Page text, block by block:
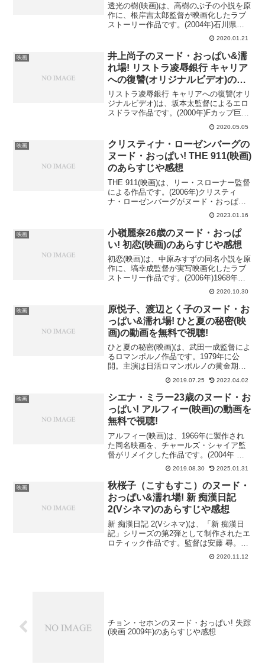
透光の樹(映画)は、高樹のぶ子の小説を原
作に、根岸吉太郎監督が映画化したラブ
ストーリー作品です。(2004年)石川県の
鶴来町（つるぎまち）を舞台に、25年ぶ
りに再会した男女の激しい愛を描いてい
ます。当時50歳だった秋吉久美子がヌー
ド・おっぱ...
2020.01.21
映画
井上尚子のヌード・おっぱい&濡
れ場! リストラ凌辱銀行 キャリア
への復讐(オリジナルビデオ)のあ
らすじや感想
リストラ凌辱銀行 キャリアへの復讐(オリ
ジナルビデオ)は、坂本太監督によるエロ
スドラマ作品です。(2000年)Fカップ巨乳
女優・井上尚子がフルヌードOVデビュー
を飾り、濡れ場も披露しています。そん
なリストラ凌辱銀行 キャリアへの復讐(オ
リジ...
2020.05.05
映画
クリスティナ・ローゼンバーグの
ヌード・おっぱい! THE 911(映画)
のあらすじや感想
THE 911(映画)は、リー・スローナー監督
による作品です。(2006年)クリスティ
ナ・ローゼンバーグがヌード・おっぱい
を披露!そんなTHE 911(映画)のあらすじ
や感想、キャストなどを紹介します。
THE 911(映画)のあらすじベスト...
2023.01.16
映画
小嶺麗奈26歳のヌード・おっぱ
い! 初恋(映画)のあらすじや感想
初恋(映画)は、中原みすずの同名小説を原
作に、塙幸成監督が実写映画化したラブ
ストーリー作品です。(2006年)1968年に
起こった三億円強奪事件の実行犯が、18
歳の女子高生という設定で描いたストー
リーになっています。小嶺麗奈がヌー
ド・おっぱ...
2020.10.30
映画
原悦子、渡辺とく子のヌード・お
っぱい&濡れ場! ひと夏の秘密(映
画)の動画を無料で視聴!
ひと夏の秘密(映画)は、武田一成監督によ
るロマンポルノ作品です。1979年に公
開。主演は日活ロマンポルノの黄金期を
支え大人気だった原悦子。厳格な養父の
歪んだ欲情の犠牲になる少女の姿をサス
ペンスタッチで描いています。原悦子、
渡辺とく子がヌード...
2019.07.25 2022.04.02
映画
シエナ・ミラー23歳のヌード・お
っぱい! アルフィー(映画)の動画を
無料で視聴!
アルフィー(映画)は、1966年に製作され
た同名映画を、チャールズ・シャイア監
督がリメイクした作品です。(2004年 ア
メリカ)ニューヨークでリムジンの運転手
をしながら、理想の女性を追い求めるプ
レイボーイの青年を描いています。当時
23歳だっ...
2019.08.30 2025.01.31
映画
秋桜子（こすもすこ）のヌード・
おっぱい&濡れ場! 新 痴漢日記
2(Vシネマ)のあらすじや感想
新 痴漢日記 2(Vシネマ)は、「新 痴漢日
記」シリーズの第2弾として制作されたエ
ロティック作品です。監督は安藤 尋。
(1999年)痴漢アパート“花紀荘”に住む浪人
生が、イメクラ嬢に恋して騒動を巻き起
2020.11.12
チョン・セホンのヌード・おっぱい! 失踪
(映画 2009年)のあらすじや感想